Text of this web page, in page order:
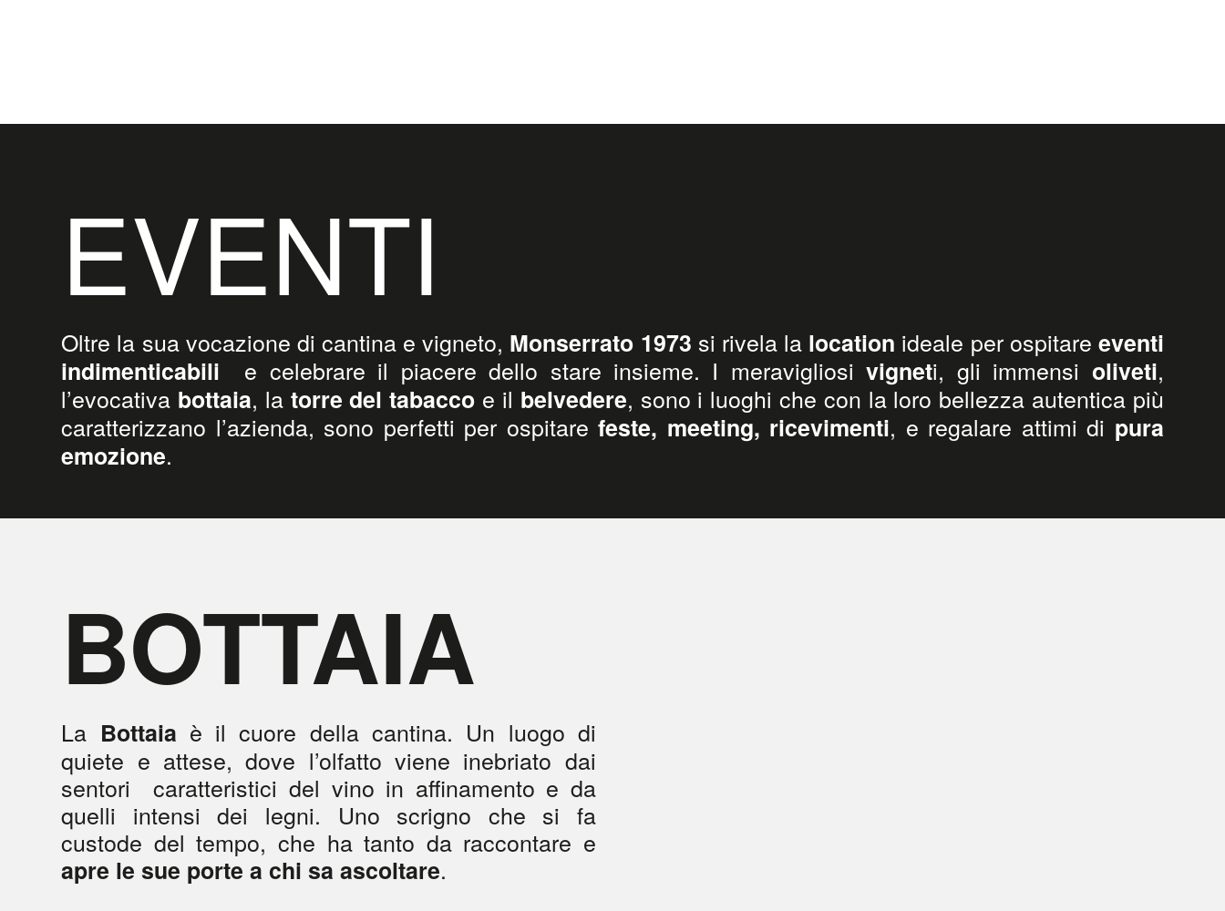
EVENTI
Oltre la sua vocazione di cantina e vigneto, Monserrato 1973 si rivela la location ideale per ospitare eventi
indimenticabili e celebrare il piacere dello stare insieme. I meravigliosivigneti, gli immensi oliveti,
l’evocativa bottaia, la torre del tabacco e il belvedere, sono i luoghi che con la loro bellezza autentica più
caratterizzano l’azienda, sono perfetti per ospitarefeste, meeting, ricevimenti, e regalare attimi di pura
emozione.
BOTTAIA
La Bottaia è il cuore della cantina. Un luogo di
quiete e attese, dove l’olfatto viene inebriato dai
sentori caratteristici del vino in affinamento e da
quelli intensi dei legni. Uno scrigno che si fa
custode del tempo, che ha tanto da raccontare e
apre le sue porte a chi sa ascoltare.